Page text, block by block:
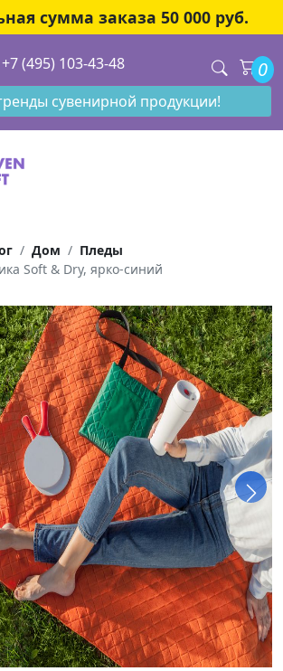
сумма заказа 50 000 руб.
+7 (495) 103-43-48 0
сувенирной продукции!
Дом
Пледы
Soft & Dry, ярко-синий